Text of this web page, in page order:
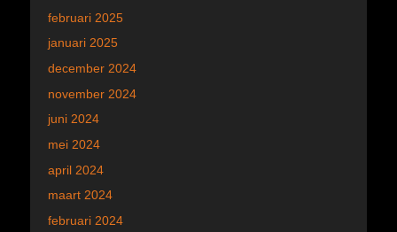
februari 2025
januari 2025
december 2024
november 2024
juni 2024
mei 2024
april 2024
maart 2024
februari 2024